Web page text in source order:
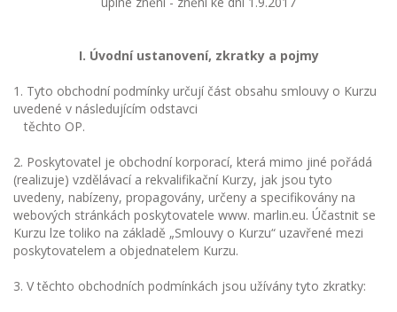
I. Úvodní ustanovení, zkratky a pojmy
1. Tyto obchodní podmínky určují část obsahu smlouvy o Kurzu
uvedené v následujícím odstavci
těchto OP.
2. Poskytovatel je obchodní korporací, která mimo jiné pořádá
(realizuje) vzdělávací a rekvalifikační Kurzy, jak jsou tyto
uvedeny, nabízeny, propagovány, určeny a specifikovány na
webových stránkách poskytovatele www. marlin.eu. Účastnit se
Kurzu lze toliko na základě „Smlouvy o Kurzu“ uzavřené mezi
poskytovatelem a objednatelem Kurzu.
3. V těchto obchodních podmínkách jsou užívány tyto zkratky: